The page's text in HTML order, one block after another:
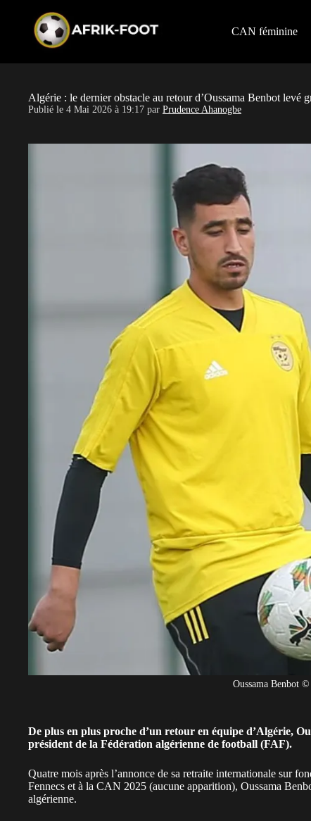
CAN féminine
Algérie : le dernier obstacle au retour d’Oussama Benbot levé
Publié le 4 Mai 2026 à 19:17 par Prudence Ahanogbe
Oussama Benbot
De plus en plus proche d’un retour en équipe d’Algérie,
président de la Fédération algérienne de football (FAF).
Quatre mois après l’annonce de sa retraite internationale sur
Fennecs et à la CAN 2025 (aucune apparition), Oussama
algérienne.